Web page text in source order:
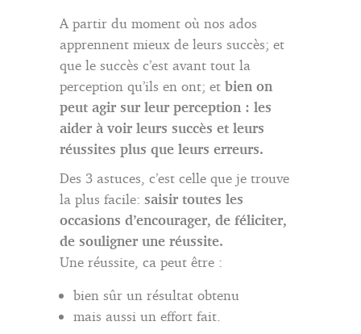
A partir du moment où nos ados
apprennent mieux de leurs succès; et
que le succès c’est avant tout la
perception qu’ils en ont; et bien on
peut agir sur leur perception : les
aider à voir leurs succès et leurs
réussites plus que leurs erreurs.
Des 3 astuces, c’est celle que je trouve
la plus facile: saisir toutes les
occasions d’encourager, de féliciter,
de souligner une réussite.
Une réussite, ca peut être :
bien sûr un résultat obtenu
mais aussi un effort fait.